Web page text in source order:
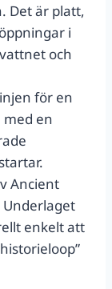
Det är platt,
i
och
för en
en
Ancient
Underlaget
enkelt att